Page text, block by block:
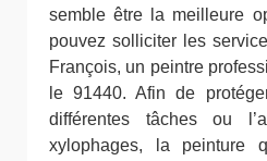
semble être la meilleure
pouvez solliciter les
François, un peintre
le 91440. Afin de
différentes tâches ou
xylophages, la peinture